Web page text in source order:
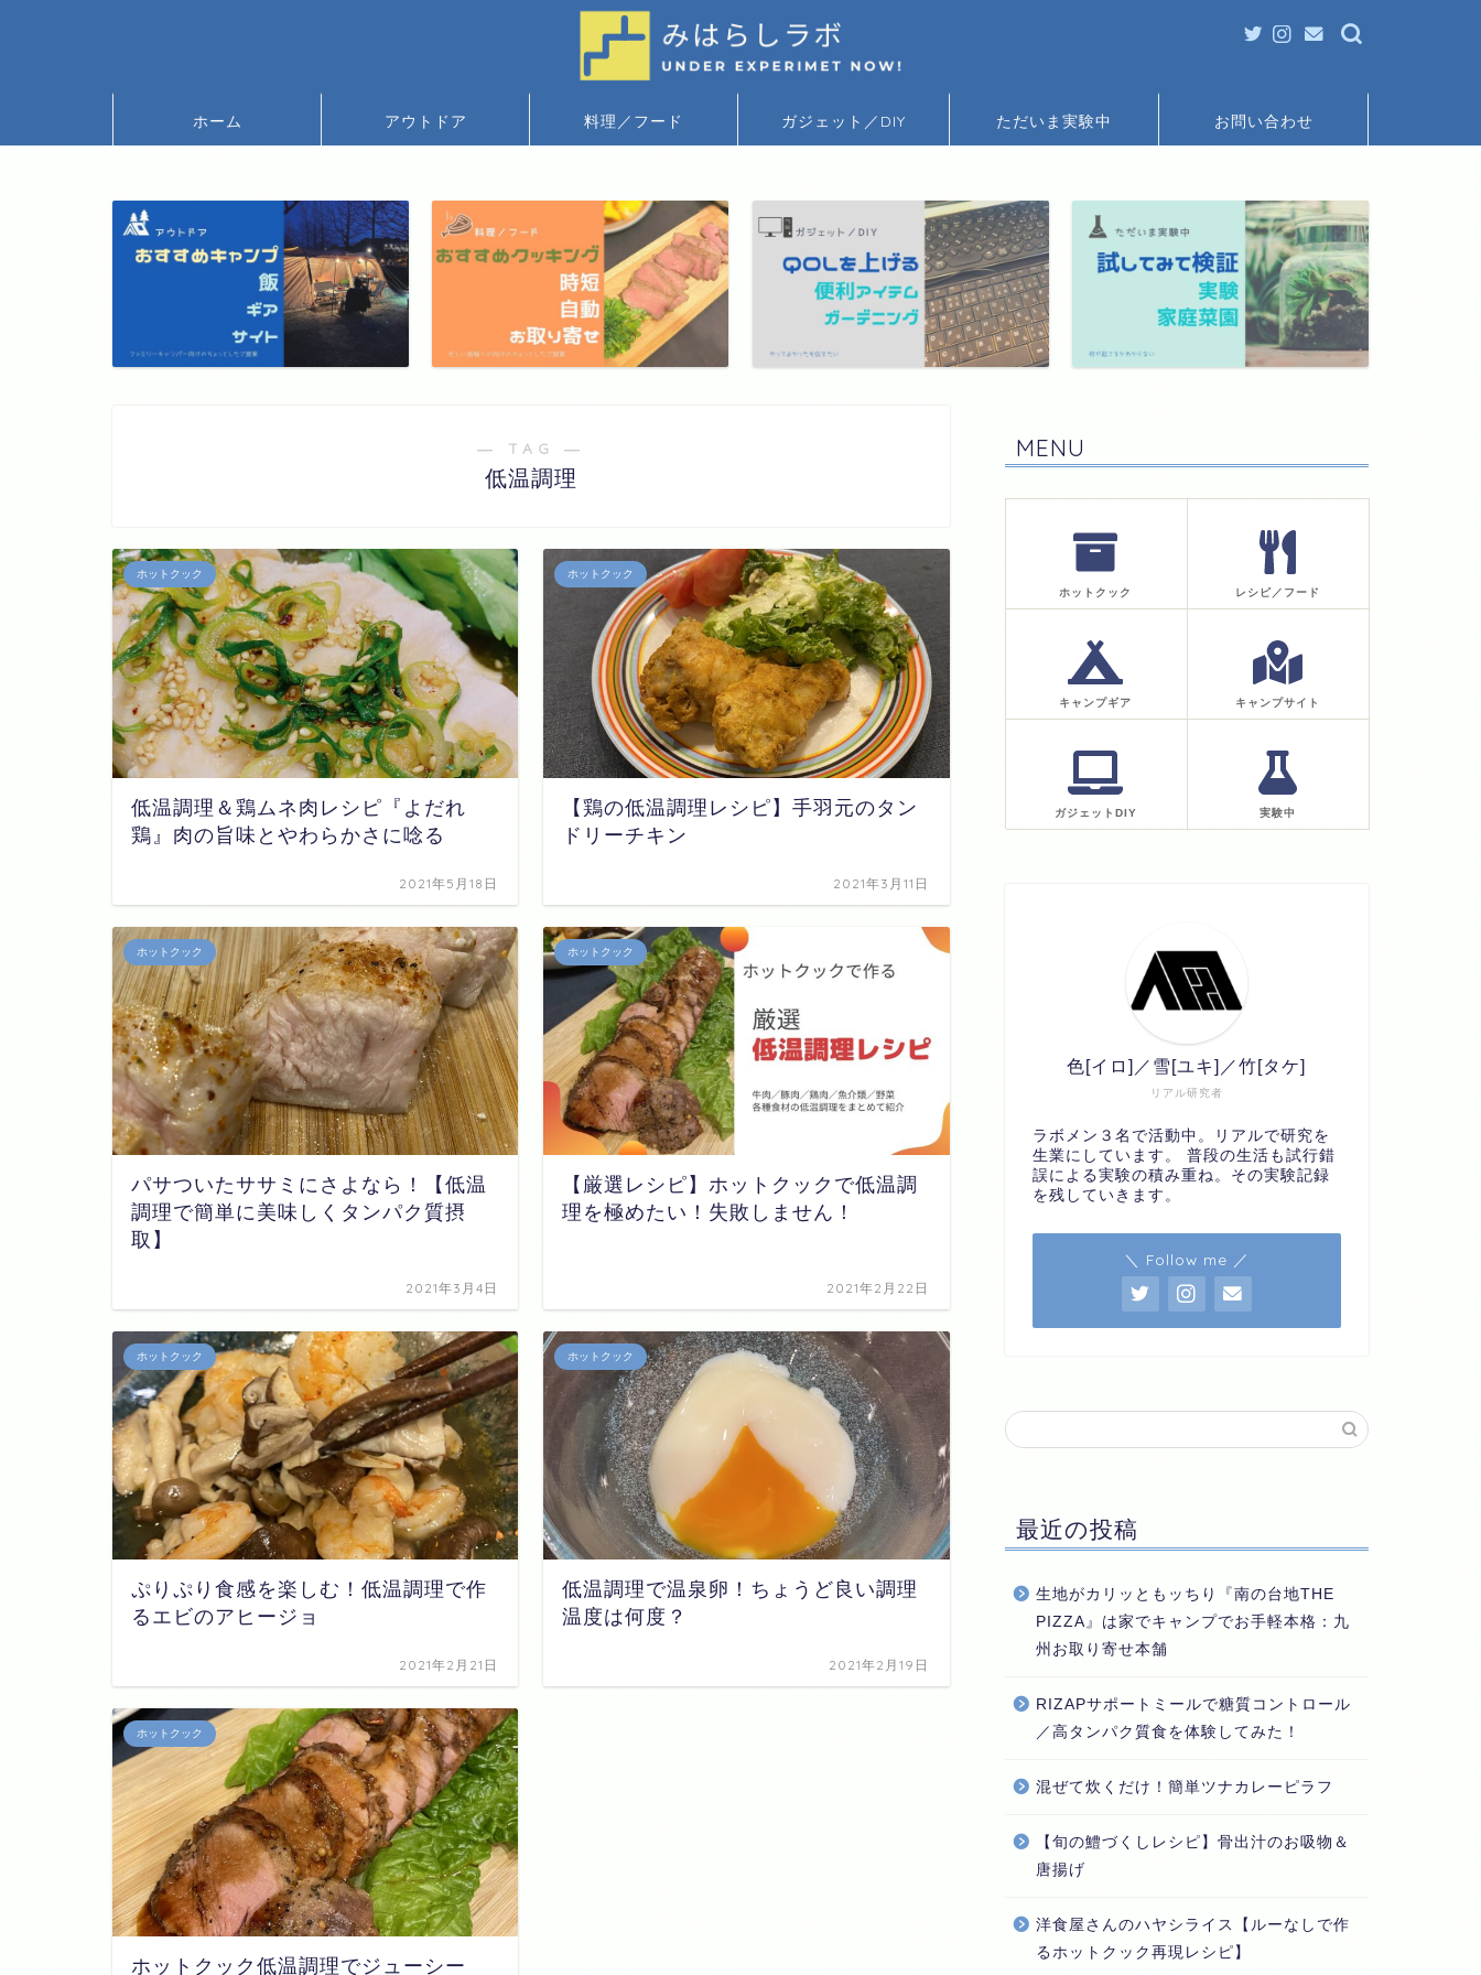
ホーム アウトドア 料理／フード ガジェット／DIY ただいま実験中 お問い合わせ
― TAG ―
低温調理
ホットクック
低温調理＆鶏ムネ肉レシピ『よだれ
鶏』肉の旨味とやわらかさに唸る
2021年5月18日
ホットクック
【鶏の低温調理レシピ】手羽元のタン
ドリーチキン
2021年3月11日
ホットクック
パサついたササミにさよなら！【低温
調理で簡単に美味しくタンパク質摂
取】
2021年3月4日
ホットクック
【厳選レシピ】ホットクックで低温調
理を極めたい！失敗しません！
2021年2月22日
ホットクック
ぷりぷり食感を楽しむ！低温調理で作
るエビのアヒージョ
2021年2月21日
ホットクック
低温調理で温泉卵！ちょうど良い調理
温度は何度？
2021年2月19日
ホットクック
ホットクック低温調理でジューシー
MENU
ホットクック レシピ／フード
キャンプギア キャンプサイト
ガジェットDIY 実験中
リアル研究者
色[イロ]／雪[ユキ]／竹[タケ]
ラボメン３名で活動中。リアルで研究を
生業にしています。 普段の生活も試行錯
誤による実験の積み重ね。その実験記録
を残していきます。
＼ Follow me ／
最近の投稿
生地がカリッともッちり『南の台地THE
PIZZA』は家でキャンプでお手軽本格：九
州お取り寄せ本舗
RIZAPサポートミールで糖質コントロール
／高タンパク質食を体験してみた！
混ぜて炊くだけ！簡単ツナカレーピラフ
【旬の鱧づくしレシピ】骨出汁のお吸物＆
唐揚げ
洋食屋さんのハヤシライス【ルーなしで作
るホットクック再現レシピ】